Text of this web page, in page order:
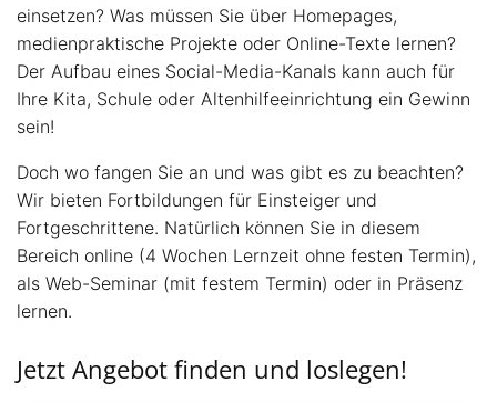
einsetzen? Was müssen Sie über Homepages,
medienpraktische Projekte oder Online-Texte lernen?
Der Aufbau eines Social-Media-Kanals kann auch für
Ihre Kita, Schule oder Altenhilfeeinrichtung ein Gewinn
sein!
Doch wo fangen Sie an und was gibt es zu beachten?
Wir bieten Fortbildungen für Einsteiger und
Fortgeschrittene. Natürlich können Sie in diesem
Bereich online (4 Wochen Lernzeit ohne festen Termin),
als Web-Seminar (mit festem Termin) oder in Präsenz
lernen.
Jetzt Angebot finden und loslegen!